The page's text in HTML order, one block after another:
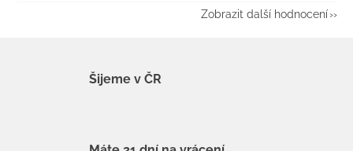
Zobrazit další hodnocení
Šijeme v ČR